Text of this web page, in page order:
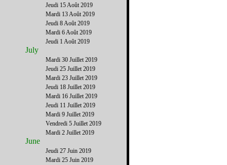
Jeudi 15 Août 2019
Mardi 13 Août 2019
Jeudi 8 Août 2019
Mardi 6 Août 2019
Jeudi 1 Août 2019
July
Mardi 30 Juillet 2019
Jeudi 25 Juillet 2019
Mardi 23 Juillet 2019
Jeudi 18 Juillet 2019
Mardi 16 Juillet 2019
Jeudi 11 Juillet 2019
Mardi 9 Juillet 2019
Vendredi 5 Juillet 2019
Mardi 2 Juillet 2019
June
Jeudi 27 Juin 2019
Mardi 25 Juin 2019